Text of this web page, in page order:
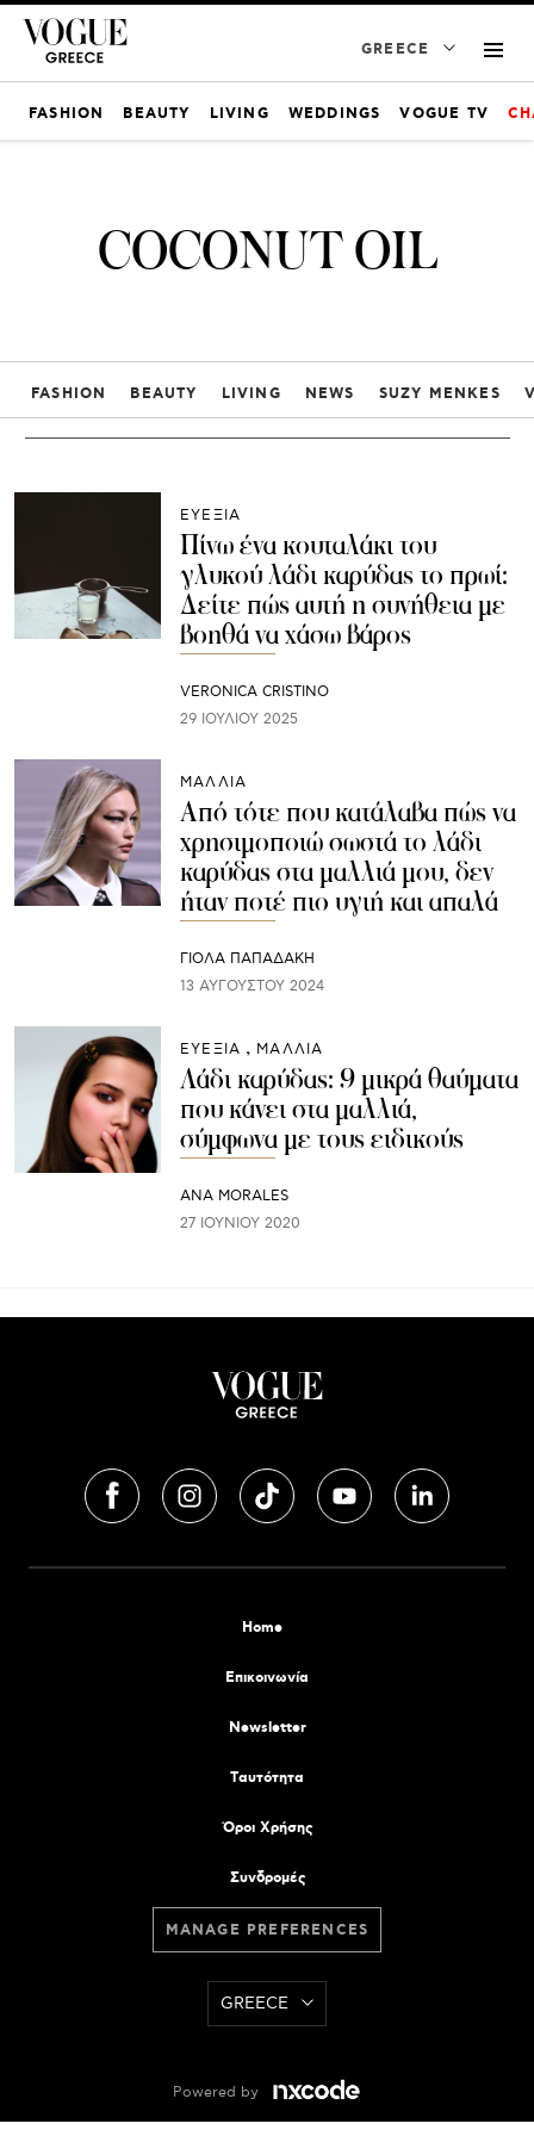
GREECE
FASHION BEAUTY LIVING WEDDINGS VOGUE TV
COCONUT OIL
FASHION BEAUTY LIVING NEWS SUZY MENKES
ΕΥΕΞΙΑ
Πίνω ένα κουταλάκι του
γλυκού λάδι καρύδας το πρωί:
Δείτε πώς αυτή η συνήθεια με
βοηθά να χάσω βάρος
VERONICA CRISTINO
29 ΙΟΥΛΊΟΥ 2025
ΜΑΛΛΙΑ
Από τότε που κατάλαβα πώς να
χρησιμοποιώ σωστά το λάδι
καρύδας στα μαλλιά μου, δεν
ήταν ποτέ πιο υγιή και απαλά
ΓΙΌΛΑ ΠΑΠΑΔΆΚΗ
13 ΑΥΓΟΎΣΤΟΥ 2024
ΕΥΕΞΙΑ ΜΑΛΛΙΑ
Λάδι καρύδας: 9 μικρά θαύματα
που κάνει στα μαλλιά,
σύμφωνα με τους ειδικούς
ANA MORALES
27 ΙΟΥΝΊΟΥ 2020
Home
Επικοινωνία
Newsletter
Tαυτότητα
Όροι Χρήσης
Συνδρομές
MANAGE PREFERENCES
GREECE
Powered by